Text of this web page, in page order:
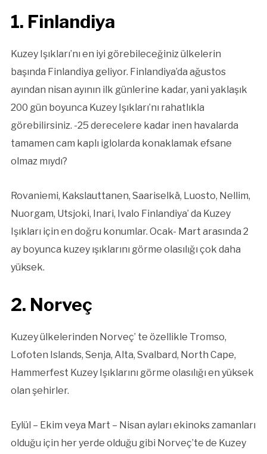
1. Finlandiya
Kuzey Işıkları’nı en iyi görebileceğiniz ülkelerin
başında Finlandiya geliyor. Finlandiya’da ağustos
ayından nisan ayının ilk günlerine kadar, yani yaklaşık
200 gün boyunca Kuzey Işıkları’nı rahatlıkla
görebilirsiniz. -25 derecelere kadar inen havalarda
tamamen cam kaplı iglolarda konaklamak efsane
olmaz mıydı?
Rovaniemi, Kakslauttanen, Saariselkä, Luosto, Nellim,
Nuorgam, Utsjoki, Inari, Ivalo Finlandiya’ da Kuzey
Işıkları için en doğru konumlar. Ocak- Mart arasında 2
ay boyunca kuzey ışıklarını görme olasılığı çok daha
yüksek.
2. Norveç
Kuzey ülkelerinden Norveç’ te özellikle Tromso,
Lofoten Islands, Senja, Alta, Svalbard, North Cape,
Hammerfest Kuzey Işıklarını görme olasılığı en yüksek
olan şehirler.
Eylül – Ekim veya Mart – Nisan ayları ekinoks zamanları
olduğu için her yerde olduğu gibi Norveç’te de Kuzey